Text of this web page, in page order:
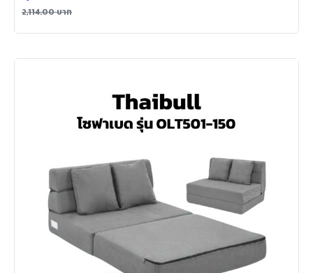
2,114.00บาท